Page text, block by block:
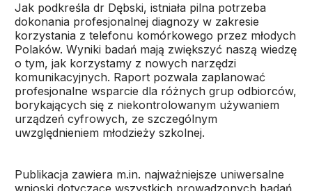
Jak podkreśla dr Dębski, istniała pilna potrzeba
dokonania profesjonalnej diagnozy w zakresie
korzystania z telefonu komórkowego przez młodych
Polaków. Wyniki badań mają zwiększyć naszą wiedzę
o tym, jak korzystamy z nowych narzędzi
komunikacyjnych. Raport pozwala zaplanować
profesjonalne wsparcie dla różnych grup odbiorców,
borykających się z niekontrolowanym używaniem
urządzeń cyfrowych, ze szczególnym
uwzględnieniem młodzieży szkolnej.
Publikacja zawiera m.in. najważniejsze uniwersalne